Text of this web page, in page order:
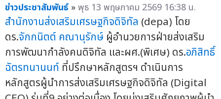
ข่าวประชาสัมพันธ์ »พุธ 13 พฤษภาคม 2569 16:38 น.
สำนักงานส่งเสริมเศรษฐกิจดิจิทัล (depa) โดย
ดร.จักกนิตต์ คณานุรักษ์ ผู้อำนวยการฝ่ายส่งเสริม
การพัฒนากำลังคนดิจิทัล และผศ.(พิเศษ) ดร.อภิสิทธิ์
ฉัตรทนานนท์ ที่ปรึกษาหลักสูตรฯ ดำเนินการ
หลักสูตรผู้นำการส่งเสริมเศรษฐกิจดิจิทัล (Digital